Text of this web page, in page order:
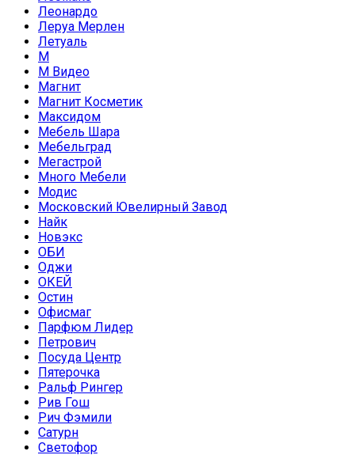
Леонардо
Леруа Мерлен
Летуаль
М
М Видео
Магнит
Магнит Косметик
Максидом
Мебель Шара
Мебельград
Мегастрой
Много Мебели
Модис
Московский Ювелирный Завод
Найк
Новэкс
ОБИ
Оджи
ОКЕЙ
Остин
Офисмаг
Парфюм Лидер
Петрович
Посуда Центр
Пятерочка
Ральф Рингер
Рив Гош
Рич Фэмили
Сатурн
Светофор